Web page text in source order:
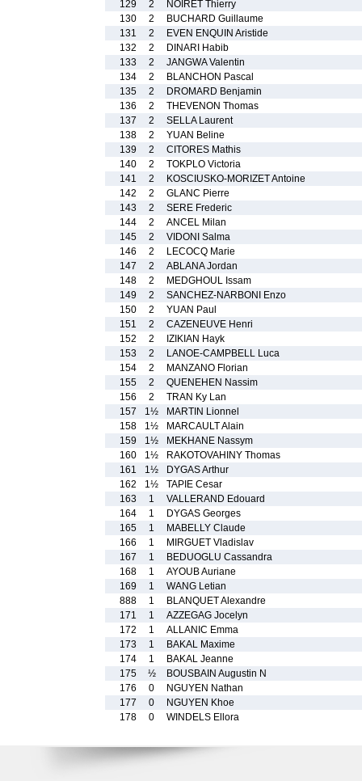
129 2
NOIRET Thierry
130
2
BUCHARD Guillaume
131
2
EVEN ENQUIN Aristide
132
2
DINARI Habib
133
2
JANGWA Valentin
134
2
BLANCHON Pascal
135
2
DROMARD Benjamin
136
2
THEVENON Thomas
137
2
SELLA Laurent
138
2
YUAN Beline
139
2
CITORES Mathis
140
2
TOKPLO Victoria
141
2
KOSCIUSKO-MORIZET Antoine
142
2
GLANC Pierre
143
2
SERE Frederic
144
2
ANCEL Milan
145
2
VIDONI Salma
146
2
LECOCQ Marie
147
2
ABLANA Jordan
148
2
MEDGHOUL Issam
149
2
SANCHEZ-NARBONI Enzo
150
2
YUAN Paul
151
2
CAZENEUVE Henri
152
2
IZIKIAN Hayk
153
2
LANOE-CAMPBELL Luca
154
2
MANZANO Florian
155
2
QUENEHEN Nassim
156
2
TRAN Ky Lan
157
1½
MARTIN Lionnel
158
1½
MARCAULT Alain
159
1½
MEKHANE Nassym
160
1½
RAKOTOVAHINY Thomas
161
1½
DYGAS Arthur
162
1½
TAPIE Cesar
163
1
VALLERAND Edouard
164
1
DYGAS Georges
165
1
MABELLY Claude
166
1
MIRGUET Vladislav
167
1
BEDUOGLU Cassandra
168
1
AYOUB Auriane
169
1
WANG Letian
888
1
BLANQUET Alexandre
171
1
AZZEGAG Jocelyn
172
1
ALLANIC Emma
173
1
BAKAL Maxime
174
1
BAKAL Jeanne
175
½
BOUSBAIN Augustin N
176
0
NGUYEN Nathan
177
0
NGUYEN Khoe
178
0 WINDELS Ellora